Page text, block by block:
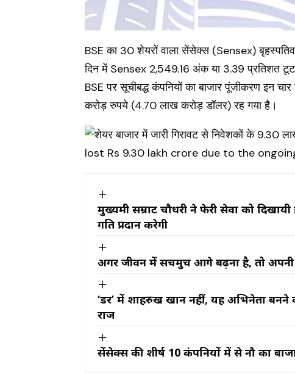
BSE का 30 शेयरों वाला सेंसेक्स (Sensex)
दिन में Sensex 2,549.16 अंक या 3.39 प्रतिशत
BSE पर सूचीबद्ध कंपनियों का बाजार पूंजीकरण इन
करोड़ रुपये (4.70 लाख करोड़ डॉलर) रह गया है।
मुख्यमंत्री सम्राट चौधरी ने फेरी सेवा को
गति प्रदान करेगी
अगर जीवन में सचमुच आगे बढ़ना है, तो अपनी
‘डर’ में शाहरुख खान नहीं, यह अभिनेता बनने
राज
सेंसेक्स की शीर्ष 10 कंपनियों में से नौ का